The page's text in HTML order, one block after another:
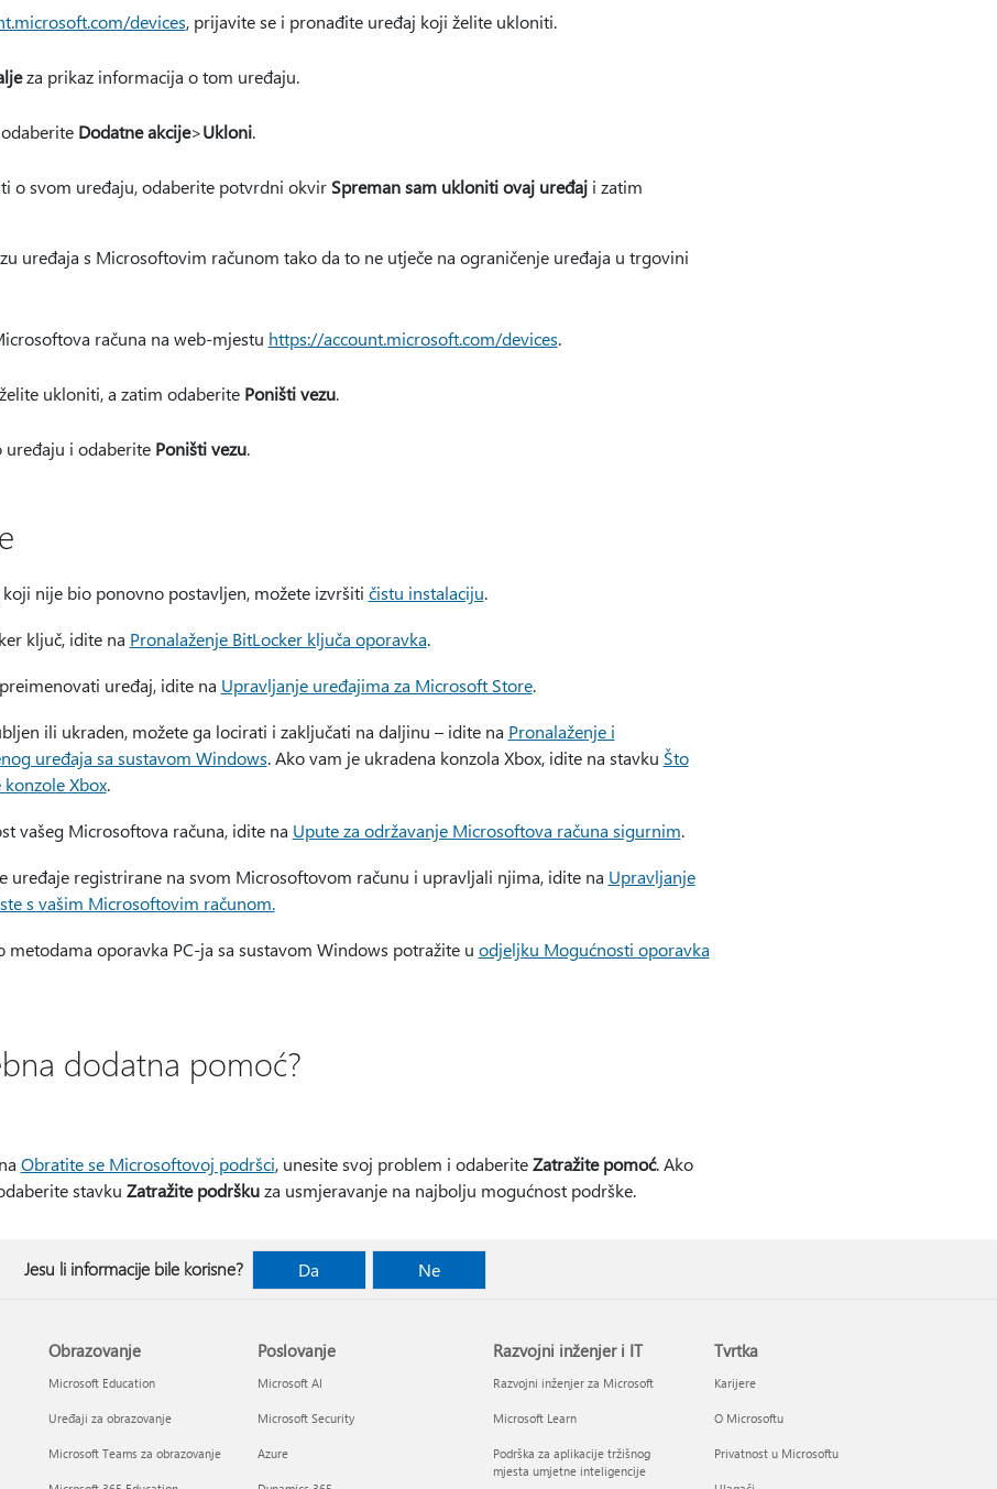
devices, prijavite se i pronađite uređaj koji želite ukloniti.
za prikaz informacija o tom uređaju.
Dodatne akcije>Ukloni.
o svom uređaju, odaberite potvrdni okvir Spreman sam ukloniti ovaj uređaji zatim
uređaja s Microsoftovim računom tako da to ne utječe na ograničenje uređaja u trgovini
računa na web-mjestu https://account.microsoft.com/devices.
ukloniti, a zatim odaberite Poništi vezu.
uređaju i odaberite Poništi vezu.
nije bio ponovno postavljen, možete izvršiti čistu instalaciju.
ključ, idite na Pronalaženje BitLocker ključa oporavka.
uređaj, idite na Upravljanje uređajima za Microsoft Store.
ili ukraden, možete ga locirati i zaključati na daljinu – idite na Pronalaženje i
uređaja sa sustavom Windows. Ako vam je ukradena konzola Xbox, idite na stavku Što
Xbox.
vašeg Microsoftova računa, idite na Upute za održavanje Microsoftova računa sigurnim.
uređaje registrirane na svom Microsoftovom računu i upravljali njima, idite na Upravljanje
s vašim Microsoftovim računom.
metodama oporavka PC-ja sa sustavom Windows potražite u odjeljku Mogućnosti oporavka
dodatna pomoć?
Obratite se Microsoftovoj podršci, unesite svoj problem i odaberiteZatražite pomoć. Ako
stavku Zatražite podrškuza usmjeravanje na najbolju mogućnost podrške.
Jesu li informacije bile korisne? Da Ne
Obrazovanje
Microsoft Education
Uređaji za obrazovanje
Microsoft Teams za obrazovanje
Poslovanje
Microsoft AI
Microsoft Security
Azure
Razvojni inženjer i IT
Razvojni inženjer za Microsoft
Microsoft Learn
Podrška za aplikacije tržišnog
mjesta umjetne inteligencije
Tvrtka
Karijere
O Microsoftu
Privatnost u Microsoftu